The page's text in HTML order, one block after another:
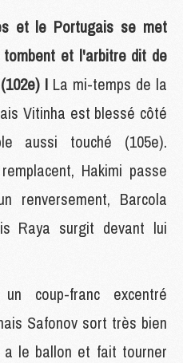
et le Portugais se met
et l'arbitre dit de
! La mi-temps de la
Vitinha est blessé côté
aussi touché (105e).
Hakimi passe
renversement, Barcola
Raya surgit devant lui
coup-franc excentré
Safonov sort très bien
a le ballon et fait tourner